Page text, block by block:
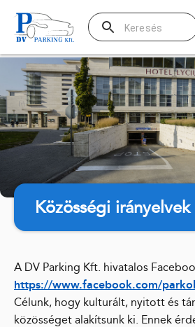
Közösségi irányelvek
A DV Parking Kft. hivatalos
https://www.facebook.com/
Célunk, hogy kulturált, nyitott és
közösséget alakítsunk ki. Ennek